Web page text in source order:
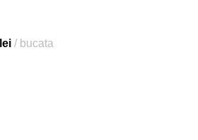
lei bucata